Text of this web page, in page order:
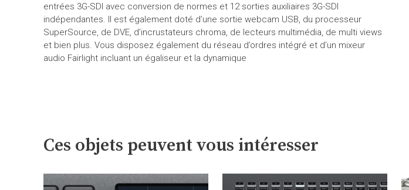
entrées 3G-SDI avec conversion de normes et 12 sorties auxiliaires 3G-SDI
indépendantes. Il est également doté d’une sortie webcam USB, du processeur
SuperSource, de DVE, d’incrustateurs chroma, de lecteurs multimédia, de multi views
et bien plus. Vous disposez également du réseau d’ordres intégré et d’un mixeur
audio Fairlight incluant un égaliseur et la dynamique
Ces objets peuvent vous intéresser